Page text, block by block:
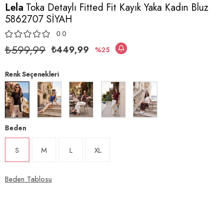
Lela Toka Detaylı Fitted Fit Kayık Yaka Kadın Bluz
5862707 SİYAH
0.0
₺599,99 ₺449,99 25
Renk Seçenekleri
Beden
S M L XL
Beden Tablosu